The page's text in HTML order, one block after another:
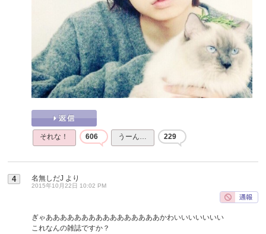
それな！ 606 うーん… 229
4 名無しだJ より
2015年10月22日 10:02 PM
ぎゃああああああああああああああああかわいいいいいいい
これなんの雑誌ですか？